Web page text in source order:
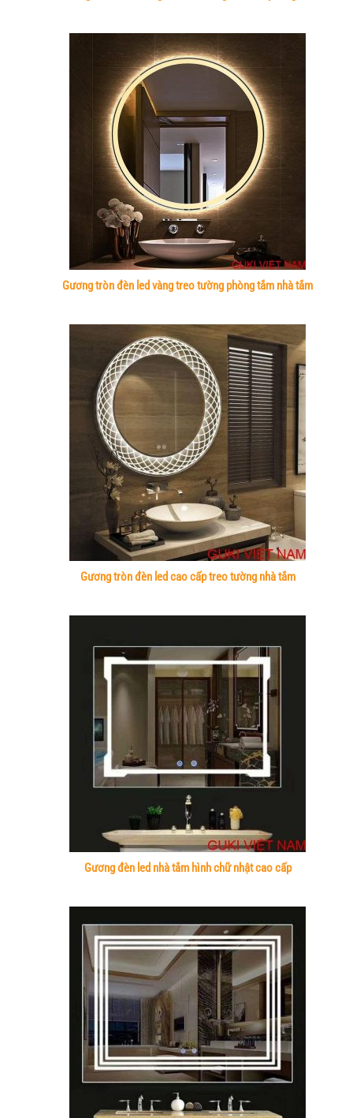
Gương tròn đèn led vàng treo tường phòng tắm nhà tắm
Gương tròn đèn led cao cấp treo tường nhà tắm
Gương đèn led nhà tắm hình chữ nhật cao cấp